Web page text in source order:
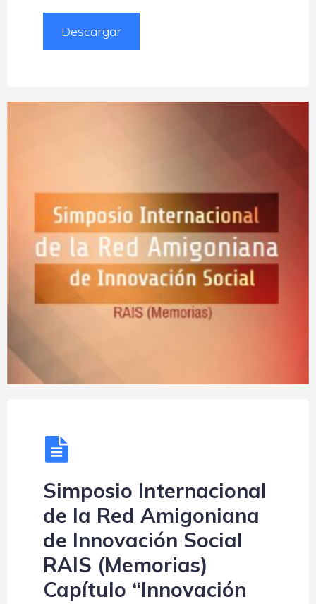
Descargar
Simposio Internacional
de la Red Amigoniana
de Innovación Social
RAIS (Memorias)
Capítulo “Innovación